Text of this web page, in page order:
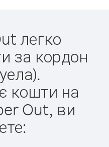
легко
за кордон
кошти на
Out, ви